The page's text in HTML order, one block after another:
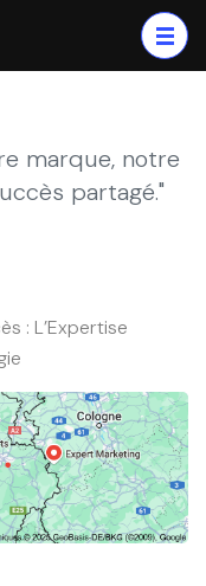
marque, notre
partagé."
: L’Expertise